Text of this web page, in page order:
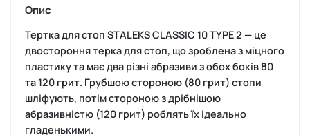
Опис
Тертка для стоп STALEKS CLASSIC 10 TYPE 2— це
двостороннятерка для стоп, що зроблена з міцного
пластику та має два різні абразиви з обох боків 80
та 120 грит. Грубшою стороною (80 грит) стопи
шліфують, потім стороною з дрібнішою
абразивністю (120 грит) роблять їх ідеально
гладенькими.